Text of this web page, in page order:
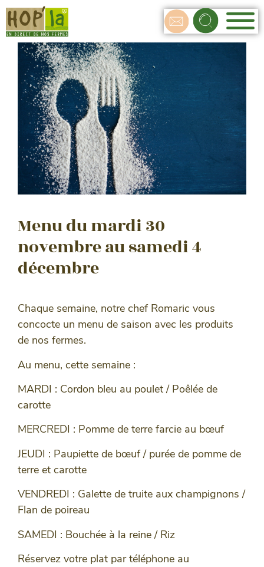
Menu du mardi 30
novembre au samedi 4
décembre
Chaque semaine, notre chef Romaric vous
concocte un menu de saison avec les produits
de nos fermes.
Au menu, cette semaine :
MARDI : Cordon bleu au poulet / Poêlée de
carotte
MERCREDI : Pomme de terre farcie au bœuf
JEUDI : Paupiette de bœuf / purée de pomme de
terre et carotte
VENDREDI : Galette de truite aux champignons /
Flan de poireau
SAMEDI : Bouchée à la reine / Riz
Réservez votre plat par téléphone au